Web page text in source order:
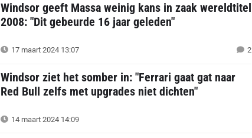
Windsor geeft Massa weinig kans in zaak wereldtitel
2008: "Dit gebeurde 16 jaar geleden"
17 maart 2024 13:07 2
Windsor ziet het somber in: "Ferrari gaat gat naar
Red Bull zelfs met upgrades niet dichten"
14 maart 2024 14:09